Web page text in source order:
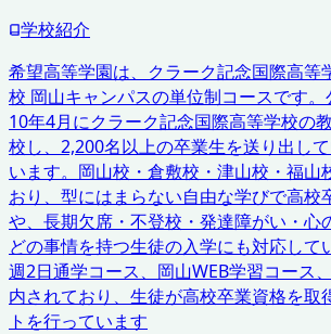
学校紹介
希望高等学園は、クラーク記念国際高等
校 岡山キャンパスの単位制コースです
10年4月にクラーク記念国際高等学校の
校し、2,200名以上の卒業生を送り出し
います。岡山校・倉敷校・津山校・福山
おり、型にはまらない自由な学びで高校
や、長期欠席・不登校・発達障がい・心
どの事情を持つ生徒の入学にも対応して
週2日通学コース、岡山WEB学習コース
内されており、生徒が高校卒業資格を取
トを行っています